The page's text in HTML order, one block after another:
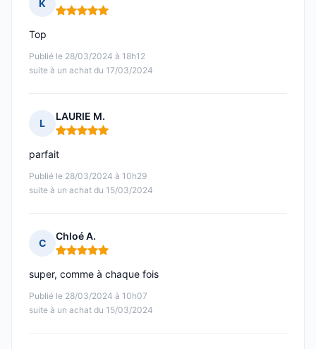
K
Note : 5 sur 5
Publié le 28/03/2024 à 18h12
suite à un achat du 17/03/2024
Top
L
LAURIE M.
Note : 5 sur 5
Publié le 28/03/2024 à 10h29
suite à un achat du 15/03/2024
parfait
C
Chloé A.
Note : 5 sur 5
Publié le 28/03/2024 à 10h07
suite à un achat du 15/03/2024
super, comme à chaque fois